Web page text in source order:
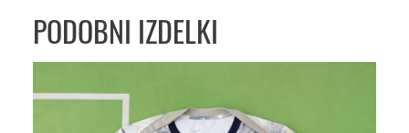
č
k
m
PODOBNI IZDELKI